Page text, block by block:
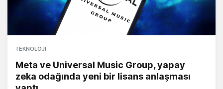
TEKNOLOJI
Meta ve Universal Music Group, yapay
zeka odağında yeni bir lisans anlaşması